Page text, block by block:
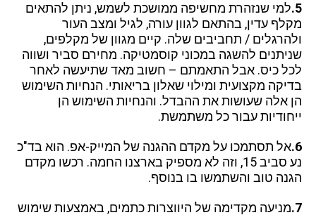
5. למי שנזהרת מחשיפה ממושכת לשמש, ניתן להתאים
מקלף עדין, בהתאם לגוון עורה, לגיל ומצב העור
ולהרגלים / תחביבים שלה. קיים מגוון של מקלפים,
שניתנים להשגה במכוני קוסמטיקה. מחירם סביר ושווה
לכל כיס. אבל התאמתם – חשוב מאד שתיעשה לאחר
בדיקה מקצועית ומילוי שאלון בריאותי. הנחיות השימוש
הן אלה שעושות את ההבדל. והנחיות השימוש הן
ייחודיות עבור כל משתמשת.
6. אל תסתמכו על מקדם ההגנה של המייק-אפ. הוא בד"כ
נע סביב 15, וזה לא מספיק בארצנו החמה. רכשו מקדם
הגנה טוב והשתמשו בו בנוסף.
7. מניעה מקדימה של היווצרות כתמים, באמצעות שימוש